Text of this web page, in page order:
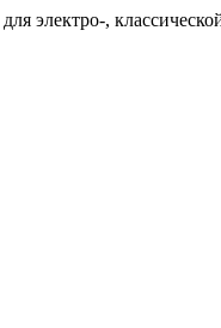
электро-,